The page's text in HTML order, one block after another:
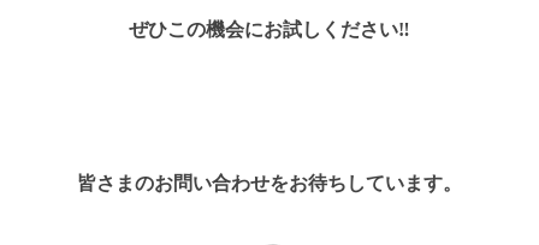
ぜひこの機会にお試しください‼
皆さまのお問い合わせをお待ちしています。